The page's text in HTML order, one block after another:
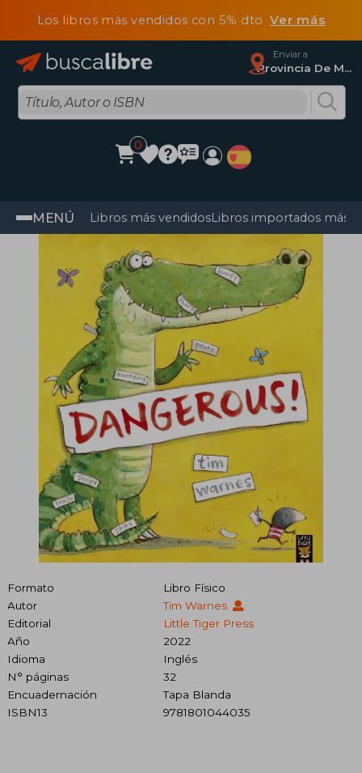
Los libros más vendidos con 5% dtoVer más
Enviar a
Provincia De Madrid
0
MENÚ Libros más vendidosLibros importados más
Formato
Libro Físico
Autor
Tim Warnes
Editorial
Little Tiger Press
Año
2022
Idioma
Inglés
N° páginas
32
Encuadernación
Tapa Blanda
ISBN13
9781801044035